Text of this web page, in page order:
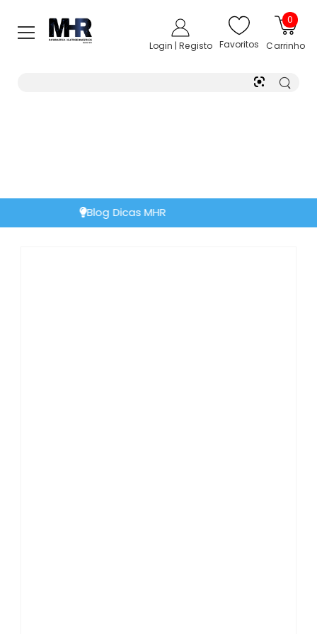
Login | Registo Favoritos
0
Carrinho
Extensão de Garantia